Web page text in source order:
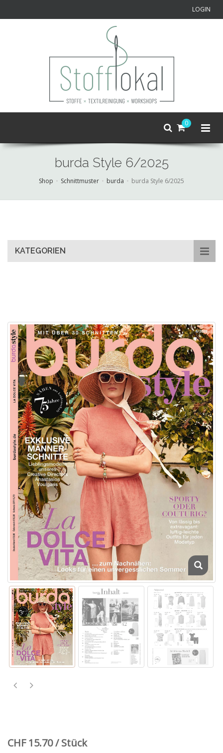
LOGIN
0
burda Style 6/2025
Shop Schnittmuster burda burda Style 6/2025
KATEGORIEN
CHF 15.70 / Stück